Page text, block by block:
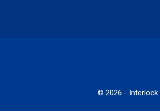
© 2026 - Interlock